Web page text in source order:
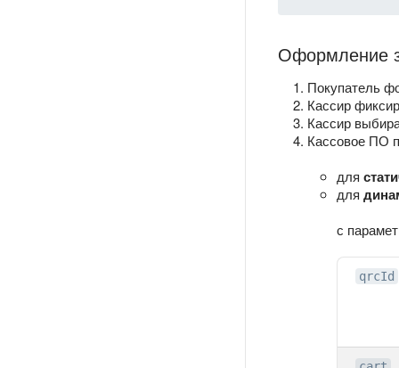
Оформление
Покупатель
Кассир
Кассир
Кассовое ПО
для
для
с
qrcId